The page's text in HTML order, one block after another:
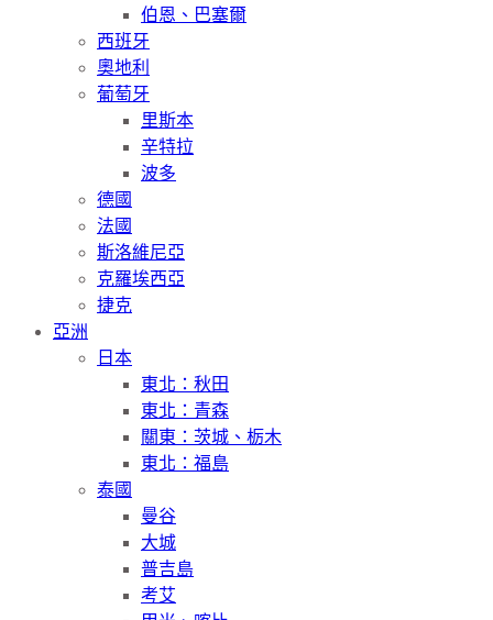
伯恩、巴塞爾
西班牙
奧地利
葡萄牙
里斯本
辛特拉
波多
德國
法國
斯洛維尼亞
克羅埃西亞
捷克
亞洲
日本
東北：秋田
東北：青森
關東：茨城、栃木
東北：福島
泰國
曼谷
大城
普吉島
考艾